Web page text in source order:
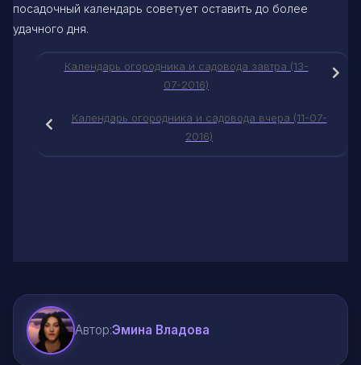
посадочный календарь советует оставить до более
удачного дня.
Календарь огородника и садовода завтра (13-
07-2016)
Календарь огородника и садовода вчера (11-07-
2016)
Автор:Эмина Владова